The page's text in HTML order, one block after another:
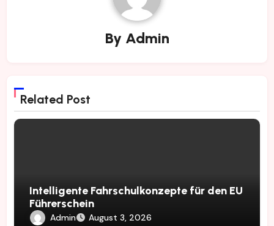
By Admin
Related Post
Intelligente Fahrschulkonzepte für den EU
Führerschein
Admin August 3, 2026